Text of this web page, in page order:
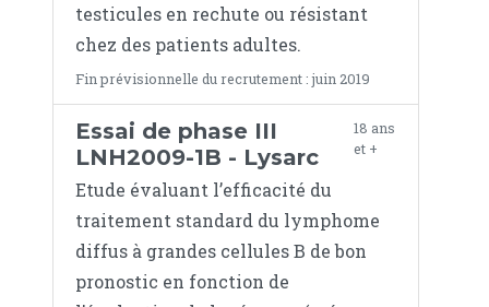
testicules en rechute ou résistant
chez des patients adultes.
Fin prévisionnelle du recrutement : juin 2019
Essai de phase III
LNH2009-1B - Lysarc
18 ans
et +
Etude évaluant l’efficacité du
traitement standard du lymphome
diffus à grandes cellules B de bon
pronostic en fonction de